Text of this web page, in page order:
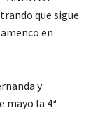
que sigue
en
y
mayo la 4ª